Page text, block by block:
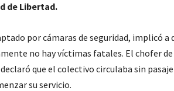
de Libertad.
por cámaras de seguridad, implicó a
no hay víctimas fatales. El chofer de
que el colectivo circulaba sin
su servicio.